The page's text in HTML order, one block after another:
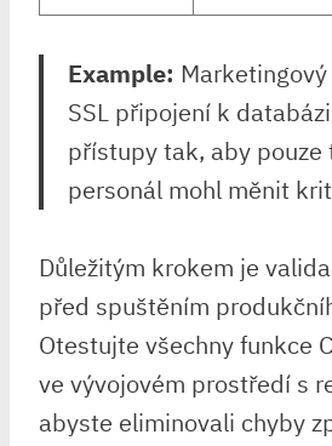
Example:
SSL připojení k
přístupy tak, aby pouze
personál mohl měnit
Důležitým krokem je
před spuštěním
Otestujte všechny funkce
ve vývojovém⁢ prostředí s
abyste eliminovali chyby